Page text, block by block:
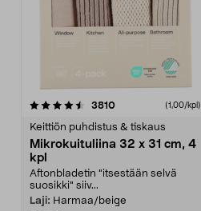
3810arvostelut (1,00/kpl)
Keittiön puhdistus & tiskaus
Mikrokuituliina 32 x 31 cm, 4
kpl
Aftonbladetin "itsestään selvä
suosikki" siiv...
Laji: Harmaa/beige
4.5viidestä